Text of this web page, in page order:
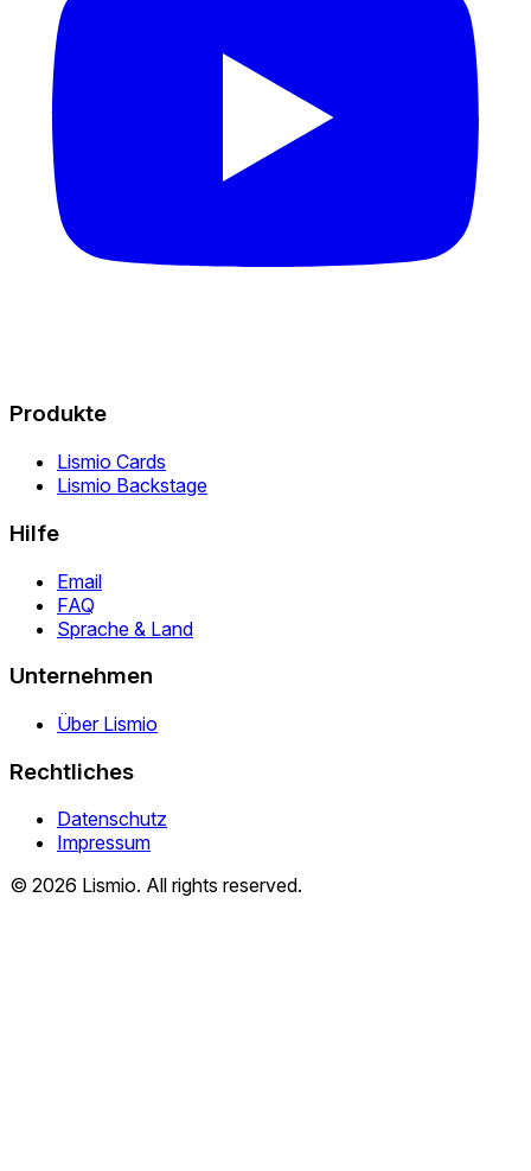
Produkte
Lismio Cards
Lismio Backstage
Hilfe
Email
FAQ
Sprache & Land
Unternehmen
Über Lismio
Rechtliches
Datenschutz
Impressum
© 2026 Lismio. All rights reserved.